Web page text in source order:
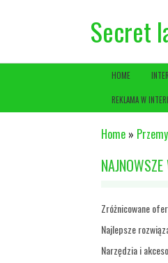
Secret
HOME
REKLAMA W
Home »
Zróżnicowane
Najlepsze
Narzędzia i